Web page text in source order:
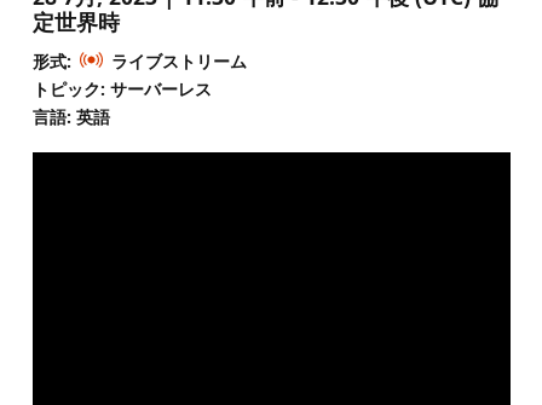
定世界時
形式:
ライブストリーム
トピック: サーバーレス
言語: 英語